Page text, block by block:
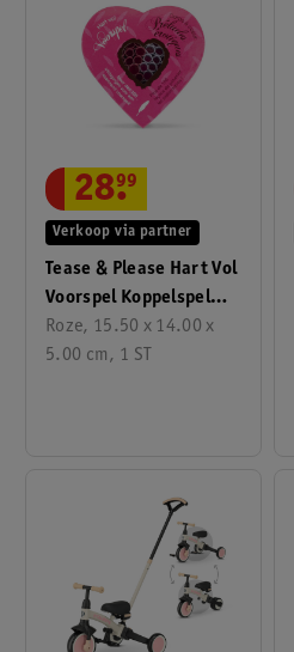
Tease & Please Hart Vol
Voorspel Koppelspel
Met Spannende
Opdrachten
Roze, 15.50 x 14.00 x
5.00 cm, 1 ST
Verkoop via partner
28.
99